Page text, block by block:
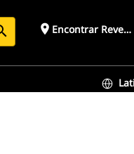
place Encontrar